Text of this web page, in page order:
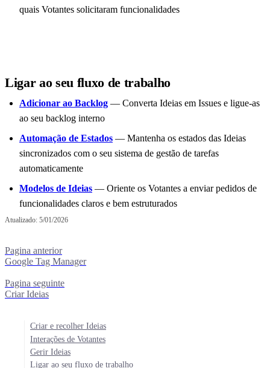
quais Votantes solicitaram funcionalidades
Ligar ao seu fluxo de trabalho
Adicionar ao Backlog — Converta Ideias em Issues e ligue-as
ao seu backlog interno
Automação de Estados — Mantenha os estados das Ideias
sincronizados com o seu sistema de gestão de tarefas
automaticamente
Modelos de Ideias — Oriente os Votantes a enviar pedidos de
funcionalidades claros e bem estruturados
Atualizado: 5/01/2026
Pagina anterior
Google Tag Manager
Pagina seguinte
Criar Ideias
Criar e recolher Ideias
Interações de Votantes
Gerir Ideias
Ligar ao seu fluxo de trabalho